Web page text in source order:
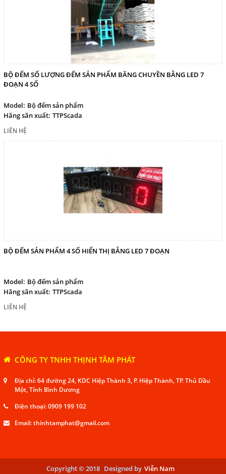
BỘ ĐẾM SỐ LƯỢNG ĐẾM SẢN PHẨM BĂNG CHUYỀN BẰNG LED 7
ĐOẠN 4 SỐ
Model: Bộ đếm sản phẩm
Hãng sãn xuất: TTPScada
LIÊN HỆ
BỘ ĐẾM SẢN PHẨM 4 SỐ HIỂN THỊ BẰNG LED 7 ĐOẠN
Model: Bộ đếm sản phẩm
Hãng sãn xuất: TTPScada
LIÊN HỆ
CÔNG TY TNHH THỊNH TÂM PHÁT
Địa chỉ: 64 đường 24, KDC Hiệp Thành 3, P. Hiệp Thành, TP. Thủ Dầu
Một, Tỉnh Bình Dương
Điện thoại:0909 199 102
Email:thinhtamphat@gmail.com
Copyright © 2018 Designed by Viễn Nam